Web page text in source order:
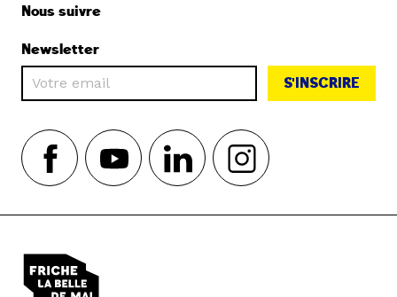
Nous suivre
Newsletter
S'INSCRIRE